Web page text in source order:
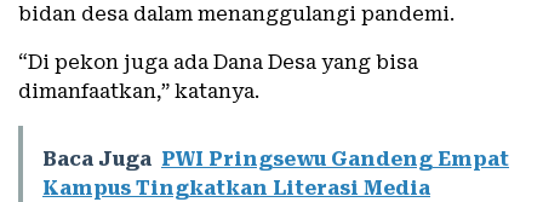
bidan desa dalam menanggulangi pandemi.
“Di pekon juga ada Dana Desa yang bisa
dimanfaatkan,” katanya.
Baca Juga PWI Pringsewu Gandeng Empat
Kampus Tingkatkan Literasi Media